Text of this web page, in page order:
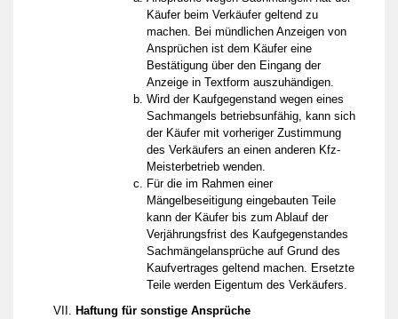
Käufer beim Verkäufer geltend zu
machen. Bei mündlichen Anzeigen von
Ansprüchen ist dem Käufer eine
Bestätigung über den Eingang der
Anzeige in Textform auszuhändigen.
Wird der Kaufgegenstand wegen eines
Sachmangels betriebsunfähig, kann sich
der Käufer mit vorheriger Zustimmung
des Verkäufers an einen anderen Kfz-
Meisterbetrieb wenden.
Für die im Rahmen einer
Mängelbeseitigung eingebauten Teile
kann der Käufer bis zum Ablauf der
Verjährungsfrist des Kaufgegenstandes
Sachmängelansprüche auf Grund des
Kaufvertrages geltend machen. Ersetzte
Teile werden Eigentum des Verkäufers.
Haftung für sonstige Ansprüche